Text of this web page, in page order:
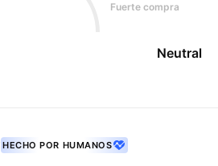
Fuerte compra
Neutral
HECHO POR HUMANOS